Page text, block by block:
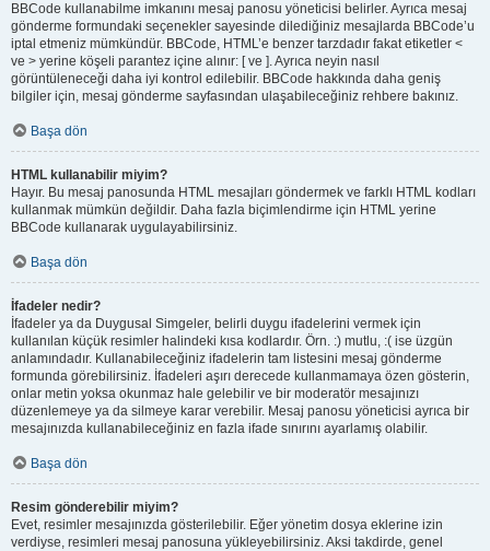
BBCode kullanabilme imkanını mesaj panosu yöneticisi belirler. Ayrıca mesaj
gönderme formundaki seçenekler sayesinde dilediğiniz mesajlarda BBCode’u
iptal etmeniz mümkündür. BBCode, HTML’e benzer tarzdadır fakat etiketler <
ve > yerine köşeli parantez içine alınır: [ ve ]. Ayrıca neyin nasıl
görüntüleneceği daha iyi kontrol edilebilir. BBCode hakkında daha geniş
bilgiler için, mesaj gönderme sayfasından ulaşabileceğiniz rehbere bakınız.
Başa dön
HTML kullanabilir miyim?
Hayır. Bu mesaj panosunda HTML mesajları göndermek ve farklı HTML kodları
kullanmak mümkün değildir. Daha fazla biçimlendirme için HTML yerine
BBCode kullanarak uygulayabilirsiniz.
Başa dön
İfadeler nedir?
İfadeler ya da Duygusal Simgeler, belirli duygu ifadelerini vermek için
kullanılan küçük resimler halindeki kısa kodlardır. Örn. :) mutlu, :( ise üzgün
anlamındadır. Kullanabileceğiniz ifadelerin tam listesini mesaj gönderme
formunda görebilirsiniz. İfadeleri aşırı derecede kullanmamaya özen gösterin,
onlar metin yoksa okunmaz hale gelebilir ve bir moderatör mesajınızı
düzenlemeye ya da silmeye karar verebilir. Mesaj panosu yöneticisi ayrıca bir
mesajınızda kullanabileceğiniz en fazla ifade sınırını ayarlamış olabilir.
Başa dön
Resim gönderebilir miyim?
Evet, resimler mesajınızda gösterilebilir. Eğer yönetim dosya eklerine izin
verdiyse, resimleri mesaj panosuna yükleyebilirsiniz. Aksi takdirde, genel